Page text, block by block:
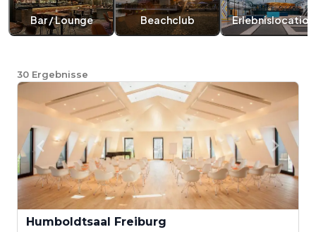
Bar / Lounge Beachclub Erlebnislocation
30 Ergebnisse
Humboldtsaal Freiburg